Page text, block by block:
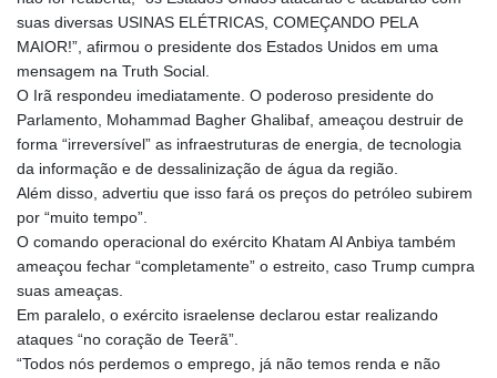
suas diversas USINAS ELÉTRICAS, COMEÇANDO PELA
MAIOR!”, afirmou o presidente dos Estados Unidos em uma
mensagem na Truth Social.
O Irã respondeu imediatamente. O poderoso presidente do
Parlamento, Mohammad Bagher Ghalibaf, ameaçou destruir de
forma “irreversível” as infraestruturas de energia, de tecnologia
da informação e de dessalinização de água da região.
Além disso, advertiu que isso fará os preços do petróleo subirem
por “muito tempo”.
O comando operacional do exército Khatam Al Anbiya também
ameaçou fechar “completamente” o estreito, caso Trump cumpra
suas ameaças.
Em paralelo, o exército israelense declarou estar realizando
ataques “no coração de Teerã”.
“Todos nós perdemos o emprego, já não temos renda e não